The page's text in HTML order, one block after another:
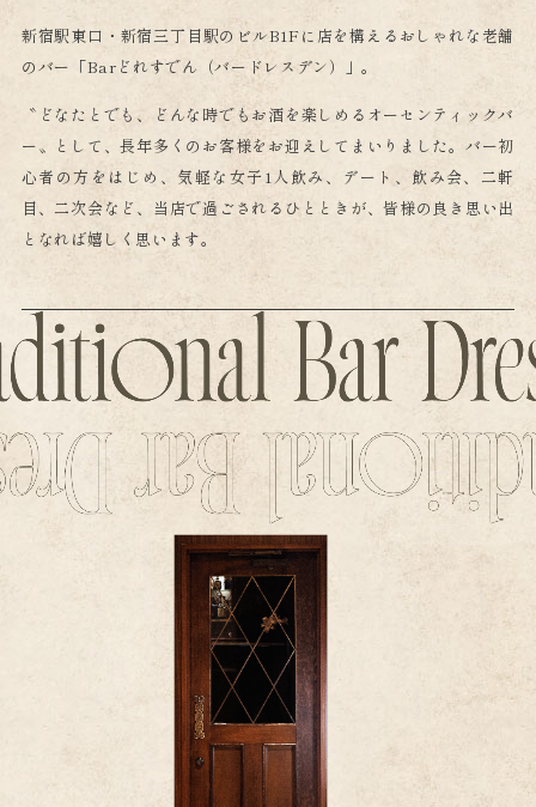
新宿駅東口・新宿三丁目駅のビルB1Fに店を構えるおしゃれな老舗
のバー「Barどれすでん（バードレスデン）」。
〝どなたとでも、どんな時でもお酒を楽しめるオーセンティックバ
ー〟として、長年多くのお客様をお迎えしてまいりました。バー初
心者の方をはじめ、気軽な女子1人飲み、デート、飲み会、二軒
目、二次会など、当店で過ごされるひとときが、皆様の良き思い出
となれば嬉しく思います。